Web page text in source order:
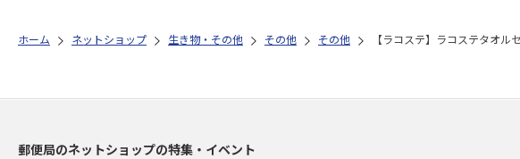
ホーム ネットショップ 生き物・その他 その他 その他 【ラコステ】ラコステタオ
郵便局のネットショップの特集・イベント